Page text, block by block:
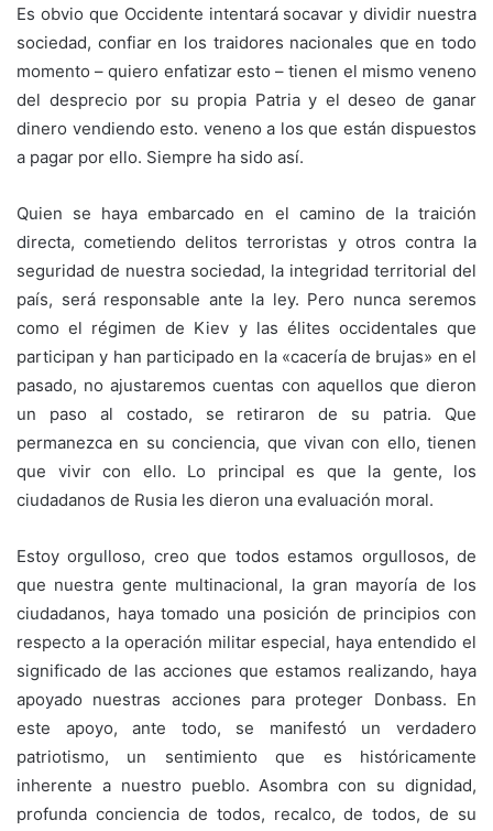
Es obvio que Occidente intentará socavar y dividir nuestra
sociedad, confiar en los traidores nacionales que en todo
momento – quiero enfatizar esto – tienen el mismo veneno
del desprecio por su propia Patria y el deseo de ganar
dinero vendiendo esto. veneno a los que están dispuestos
a pagar por ello. Siempre ha sido así.
Quien se haya embarcado en el camino de la traición
directa, cometiendo delitos terroristas y otros contra la
seguridad de nuestra sociedad, la integridad territorial del
país, será responsable ante la ley. Pero nunca seremos
como el régimen de Kiev y las élites occidentales que
participan y han participado en la «cacería de brujas» en el
pasado, no ajustaremos cuentas con aquellos que dieron
un paso al costado, se retiraron de su patria. Que
permanezca en su conciencia, que vivan con ello, tienen
que vivir con ello. Lo principal es que la gente, los
ciudadanos de Rusia les dieron una evaluación moral.
Estoy orgulloso, creo que todos estamos orgullosos, de
que nuestra gente multinacional, la gran mayoría de los
ciudadanos, haya tomado una posición de principios con
respecto a la operación militar especial, haya entendido el
significado de las acciones que estamos realizando, haya
apoyado nuestras acciones para proteger Donbass. En
este apoyo, ante todo, se manifestó un verdadero
patriotismo, un sentimiento que es históricamente
inherente a nuestro pueblo. Asombra con su dignidad,
profunda conciencia de todos, recalco, de todos, de su